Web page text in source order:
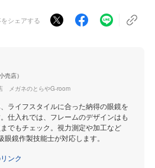
をシェアする
売店）
メガネのとらやG-room
ライフスタイルに合った納得の眼鏡を
仕入れでは、フレームのデザインはも
でもチェック。視力測定や加工など
鏡作製技能士が対応します。
ンク